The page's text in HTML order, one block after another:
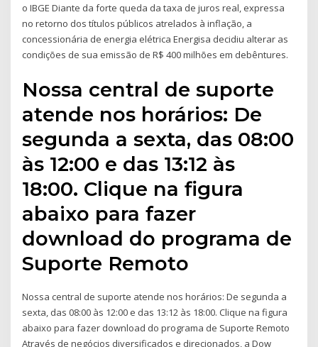
o IBGE Diante da forte queda da taxa de juros real, expressa
no retorno dos títulos públicos atrelados à inflação, a
concessionária de energia elétrica Energisa decidiu alterar as
condições de sua emissão de R$ 400 milhões em debêntures.
Nossa central de suporte
atende nos horários: De
segunda a sexta, das 08:00
às 12:00 e das 13:12 às
18:00. Clique na figura
abaixo para fazer
download do programa de
Suporte Remoto
Nossa central de suporte atende nos horários: De segunda a
sexta, das 08:00 às 12:00 e das 13:12 às 18:00. Clique na figura
abaixo para fazer download do programa de Suporte Remoto
Através de negócios diversificados e direcionados, a Dow